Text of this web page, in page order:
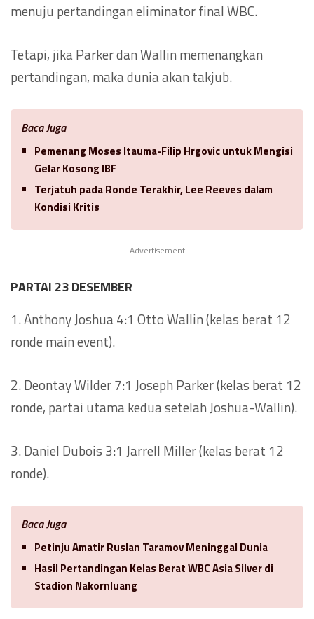
menuju pertandingan eliminator final WBC.
Tetapi, jika Parker dan Wallin memenangkan
pertandingan, maka dunia akan takjub.
Baca Juga
Pemenang Moses Itauma-Filip Hrgovic untuk Mengisi
Gelar Kosong IBF
Terjatuh pada Ronde Terakhir, Lee Reeves dalam
Kondisi Kritis
Advertisement
PARTAI 23 DESEMBER
1. Anthony Joshua 4:1 Otto Wallin (kelas berat 12
ronde main event).
2. Deontay Wilder 7:1 Joseph Parker (kelas berat 12
ronde, partai utama kedua setelah Joshua-Wallin).
3. Daniel Dubois 3:1 Jarrell Miller (kelas berat 12
ronde).
Baca Juga
Petinju Amatir Ruslan Taramov Meninggal Dunia
Hasil Pertandingan Kelas Berat WBC Asia Silver di
Stadion Nakornluang